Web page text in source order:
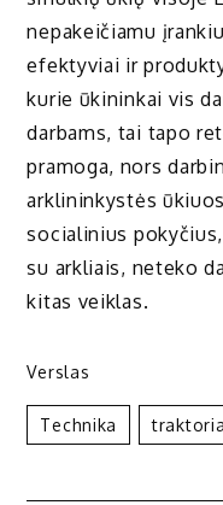
nepakeičiamu
efektyviai ir
kurie ūkininkai vis
darbams, tai tapo
pramoga, nors
arklininkystės
socialinius
su arkliais, neteko
kitas veiklas.
Verslas
Technika